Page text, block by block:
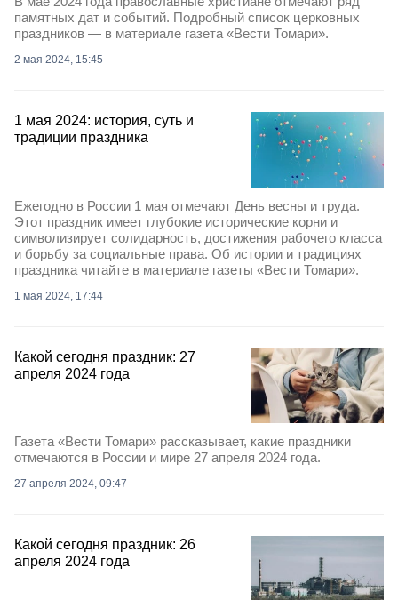
памятных дат и событий. Подробный список церковных
праздников — в материале газета «Вести Томари».
2 мая 2024, 15:45
1 мая 2024: история, суть и
традиции праздника
Ежегодно в России 1 мая отмечают День весны и труда.
Этот праздник имеет глубокие исторические корни и
символизирует солидарность, достижения рабочего класса
и борьбу за социальные права. Об истории и традициях
праздника читайте в материале газеты «Вести Томари».
1 мая 2024, 17:44
Какой сегодня праздник: 27
апреля 2024 года
Газета «Вести Томари» рассказывает, какие праздники
отмечаются в России и мире 27 апреля 2024 года.
27 апреля 2024, 09:47
Какой сегодня праздник: 26
апреля 2024 года